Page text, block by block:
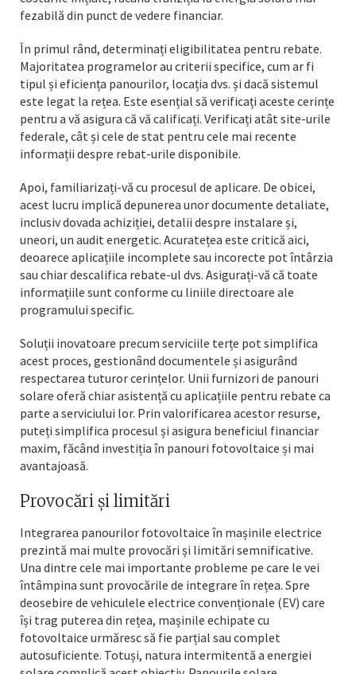
fezabilă din punct de vedere financiar.
În primul rând, determinați eligibilitatea pentru rebate.
Majoritatea programelor au criterii specifice, cum ar fi
tipul și eficiența panourilor, locația dvs. și dacă sistemul
este legat la rețea. Este esențial să verificați aceste cerințe
pentru a vă asigura că vă calificați. Verificați atât site-urile
federale, cât și cele de stat pentru cele mai recente
informații despre rebat-urile disponibile.
Apoi, familiarizați-vă cu procesul de aplicare. De obicei,
acest lucru implică depunerea unor documente detaliate,
inclusiv dovada achiziției, detalii despre instalare și,
uneori, un audit energetic. Acuratețea este critică aici,
deoarece aplicațiile incomplete sau incorecte pot întârzia
sau chiar descalifica rebate-ul dvs. Asigurați-vă că toate
informațiile sunt conforme cu liniile directoare ale
programului specific.
Soluții inovatoare precum serviciile terțe pot simplifica
acest proces, gestionând documentele și asigurând
respectarea tuturor cerințelor. Unii furnizori de panouri
solare oferă chiar asistență cu aplicațiile pentru rebate ca
parte a serviciului lor. Prin valorificarea acestor resurse,
puteți simplifica procesul și asigura beneficiul financiar
maxim, făcând investiția în panouri fotovoltaice și mai
avantajoasă.
Provocări și limitări
Integrarea panourilor fotovoltaice în mașinile electrice
prezintă mai multe provocări și limitări semnificative.
Una dintre cele mai importante probleme pe care le vei
întâmpina sunt provocările de integrare în rețea. Spre
deosebire de vehiculele electrice convenționale (EV) care
își trag puterea din rețea, mașinile echipate cu
fotovoltaice urmăresc să fie parțial sau complet
autosuficiente. Totuși, natura intermitentă a energiei